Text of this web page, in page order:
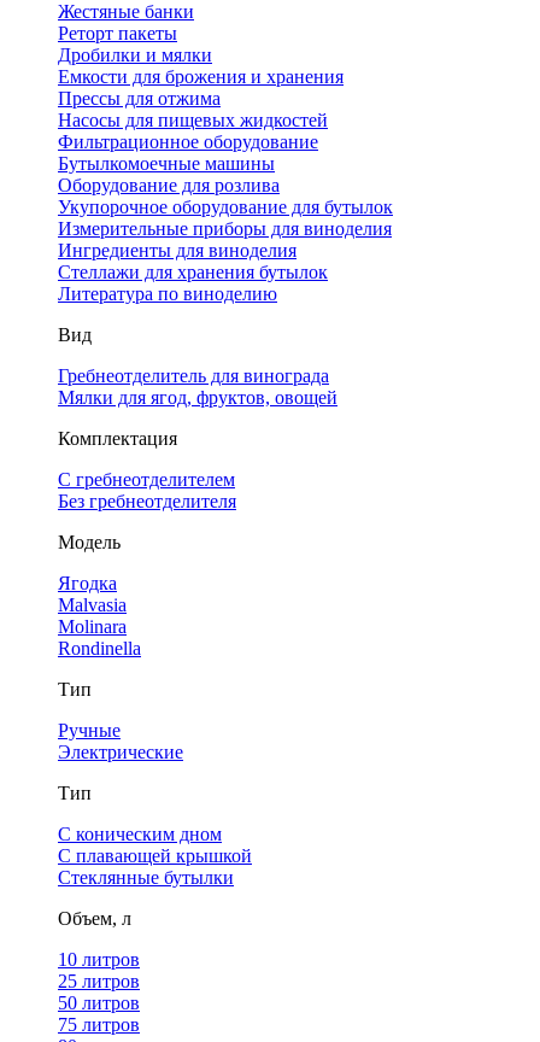
Жестяные банки
Реторт пакеты
Дробилки и мялки
Емкости для брожения и хранения
Прессы для отжима
Насосы для пищевых жидкостей
Фильтрационное оборудование
Бутылкомоечные машины
Оборудование для розлива
Укупорочное оборудование для бутылок
Измерительные приборы для виноделия
Ингредиенты для виноделия
Стеллажи для хранения бутылок
Литература по виноделию
Вид
Гребнеотделитель для винограда
Мялки для ягод, фруктов, овощей
Комплектация
С гребнеотделителем
Без гребнеотделителя
Модель
Ягодка
Malvasia
Molinara
Rondinella
Тип
Ручные
Электрические
Тип
С коническим дном
С плавающей крышкой
Стеклянные бутылки
Объем, л
10 литров
25 литров
50 литров
75 литров